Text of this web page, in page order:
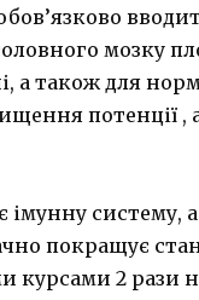
мозку
також для
потенції ,
систему,
покращує
2 рази